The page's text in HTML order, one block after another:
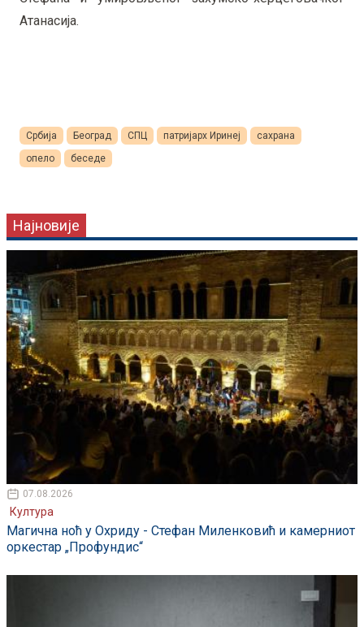
Атанасија.
Србија Београд СПЦ патријарх Иринеј
сахрана
опело
беседе
Најновије
07.08.2026
Култура
Магична ноћ у Охриду - Стефан Миленковић и камерниот
оркестар „Профундис“